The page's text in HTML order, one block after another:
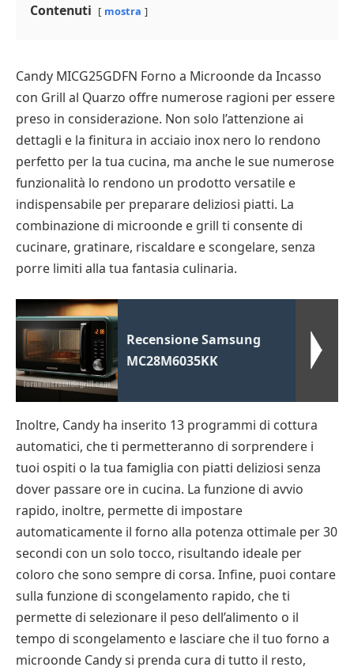
Contenuti mostra
Candy MICG25GDFN Forno a Microonde da Incasso
con Grill al Quarzo offre numerose ragioni per essere
preso in considerazione. Non solo l’attenzione ai
dettagli e la finitura in acciaio inox nero lo rendono
perfetto per la tua cucina, ma anche le sue numerose
funzionalità lo rendono un prodotto versatile e
indispensabile per preparare deliziosi piatti. La
combinazione di microonde e grill ti consente di
cucinare, gratinare, riscaldare e scongelare, senza
porre limiti alla tua fantasia culinaria.
Recensione Samsung
MC28M6035KK
Inoltre, Candy ha inserito 13 programmi di cottura
automatici, che ti permetteranno di sorprendere i
tuoi ospiti o la tua famiglia con piatti deliziosi senza
dover passare ore in cucina. La funzione di avvio
rapido, inoltre, permette di impostare
automaticamente il forno alla potenza ottimale per 30
secondi con un solo tocco, risultando ideale per
coloro che sono sempre di corsa. Infine, puoi contare
sulla funzione di scongelamento rapido, che ti
permette di selezionare il peso dell’alimento o il
tempo di scongelamento e lasciare che il tuo forno a
microonde Candy si prenda cura di tutto il resto,